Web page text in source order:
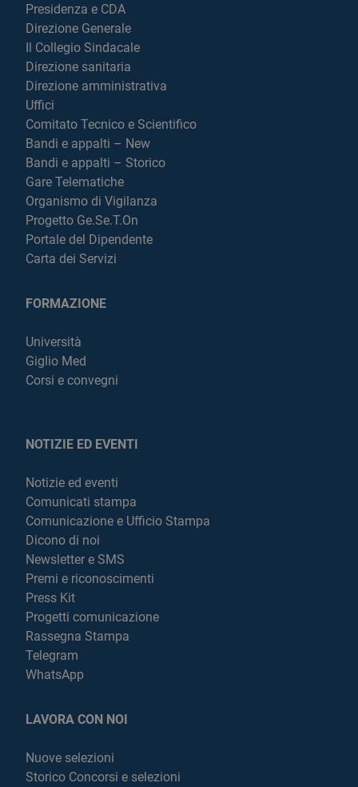
Presidenza e CDA
Direzione Generale
Il Collegio Sindacale
Direzione sanitaria
Direzione amministrativa
Uffici
Comitato Tecnico e Scientifico
Bandi e appalti – New
Bandi e appalti – Storico
Gare Telematiche
Organismo di Vigilanza
Progetto Ge.Se.T.On
Portale del Dipendente
Carta dei Servizi
FORMAZIONE
Università
Giglio Med
Corsi e convegni
NOTIZIE ED EVENTI
Notizie ed eventi
Comunicati stampa
Comunicazione e Ufficio Stampa
Dicono di noi
Newsletter e SMS
Premi e riconoscimenti
Press Kit
Progetti comunicazione
Rassegna Stampa
Telegram
WhatsApp
LAVORA CON NOI
Nuove selezioni
Storico Concorsi e selezioni